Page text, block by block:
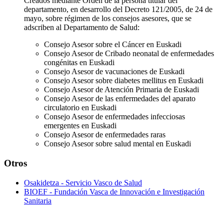
departamento, en desarrollo del Decreto 121/2005, de 24 de
mayo, sobre régimen de los consejos asesores, que se
adscriben al Departamento de Salud:
Consejo Asesor sobre el Cáncer en Euskadi
Consejo Asesor de Cribado neonatal de enfermedades
congénitas en Euskadi
Consejo Asesor de vacunaciones de Euskadi
Consejo Asesor sobre diabetes mellitus en Euskadi
Consejo Asesor de Atención Primaria de Euskadi
Consejo Asesor de las enfermedades del aparato
circulatorio en Euskadi
Consejo Asesor de enfermedades infecciosas
emergentes en Euskadi
Consejo Asesor de enfermedades raras
Consejo Asesor sobre salud mental en Euskadi
Otros
Osakidetza - Servicio Vasco de Salud
BIOEF - Fundación Vasca de Innovación e Investigación
Sanitaria